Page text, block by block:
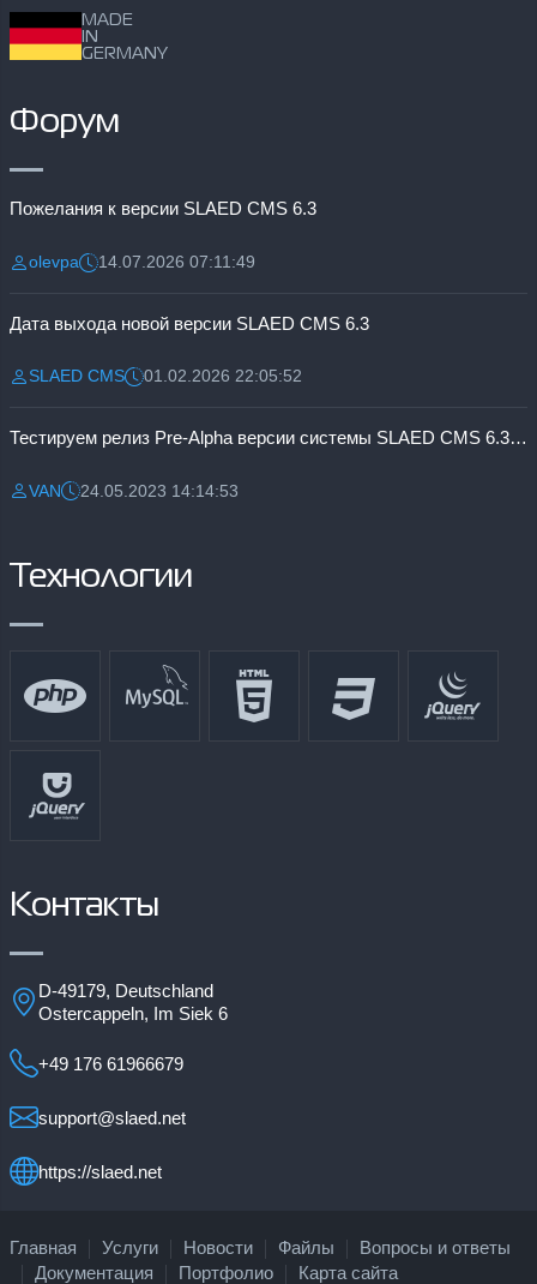
MADE
IN
GERMANY
Форум
Пожелания к версии SLAED CMS 6.3
Разместил:
olevpaДата:14.07.2026 07:11:49
Дата выхода новой версии SLAED CMS 6.3
Разместил:
SLAED CMSДата:01.02.2026 22:05:52
Тестируем релиз Pre-Alpha версии системы SLAED CMS 6.3 Pro
Разместил:
VANДата:24.05.2023 14:14:53
Технологии
Контакты
D-49179, Deutschland
Ostercappeln, Im Siek 6
+49 176 61966679
support@slaed.net
https://slaed.net
Главная Услуги Новости Файлы
Вопросы и ответы
Документация
Портфолио Карта сайта